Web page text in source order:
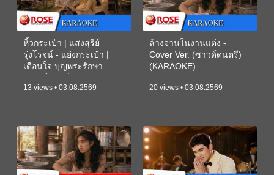
หิ้วกระเป๋า | แสงสุรีย์
รุ่งโรจน์ - แย่งกระเป๋า |
เตือนใจ บุญพระรักษา
13 views • 03.08.2569
ล้างจานในงานแต่ง -
Cover Ver. (ซาวด์ดนตรี)
(KARAOKE)
20 views • 03.08.2569